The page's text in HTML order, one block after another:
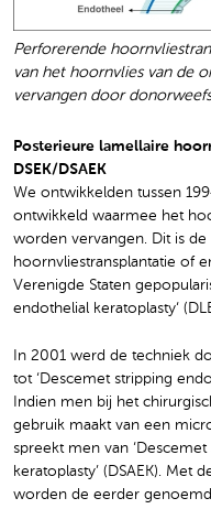
Perforerende
van het hoornvlies van de
vervangen door
Posterieure lamellaire
DSEK/DSAEK
We ontwikkelden tussen
ontwikkeld waarmee het
worden vervangen. Dit is
hoornvliestransplantatie of
Verenigde Staten
endothelial keratoplasty‘
In 2001 werd de techniek
tot ‘Descemet stripping
Indien men bij het
gebruik maakt van een
spreekt men van
keratoplasty’ (DSAEK). Met
worden de eerder